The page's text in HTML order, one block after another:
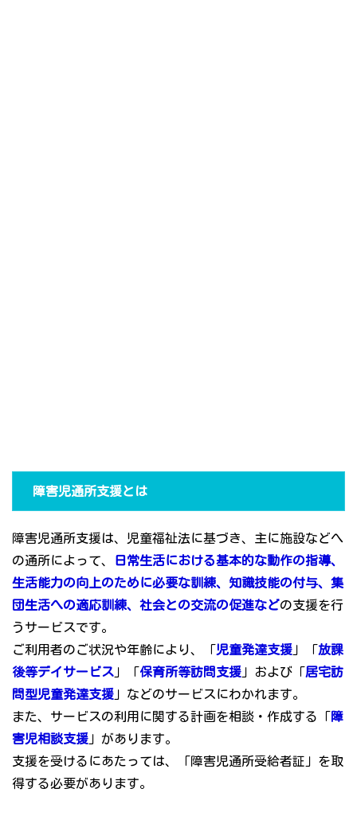
障害児通所支援とは
障害児通所支援は、児童福祉法に基づき、主に施設などへ
の通所によって、
日常生活における基本的な動作の指導、
生活能力の向上のために必要な訓練、知識技能の付与、集
団生活への適応訓練、社会との交流の促進などの支援を行
うサービスです。
ご利用者のご状況や年齢により、「児童発達支援 」「放課
後等デイサービス 」「保育所等訪問支援 」および「居宅訪
問型児童発達支援 」などのサービスにわかれます。
また、サービスの利用に関する計画を相談・作成する「障
害児相談支援 」があります。
支援を受けるにあたっては、「障害児通所受給者証」を取
得する必要があります。